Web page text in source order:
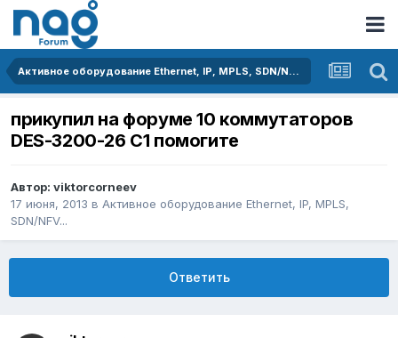
Активное оборудование Ethernet, IP, MPLS, SDN/NFV...
прикупил на форуме 10 коммутаторов
DES-3200-26 С1 помогите
Автор: viktorcorneev
17 июня, 2013 в Активное оборудование Ethernet, IP, MPLS,
SDN/NFV...
Ответить